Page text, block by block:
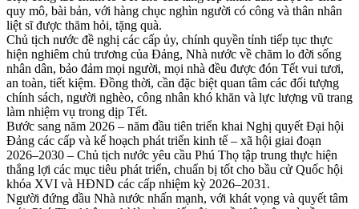
quy mô, bài bản, với hàng chục nghìn người có công và thân nhân
liệt sĩ được thăm hỏi, tặng quà.
Chủ tịch nước đề nghị các cấp ủy, chính quyền tỉnh tiếp tục thực
hiện nghiêm chủ trương của Đảng, Nhà nước về chăm lo đời sống
nhân dân, bảo đảm mọi người, mọi nhà đều được đón Tết vui tươi,
an toàn, tiết kiệm. Đồng thời, cần đặc biệt quan tâm các đối tượng
chính sách, người nghèo, công nhân khó khăn và lực lượng vũ trang
làm nhiệm vụ trong dịp Tết.
Bước sang năm 2026 – năm đầu tiên triển khai Nghị quyết Đại hội
Đảng các cấp và kế hoạch phát triển kinh tế – xã hội giai đoạn
2026–2030 – Chủ tịch nước yêu cầu Phú Thọ tập trung thực hiện
thắng lợi các mục tiêu phát triển, chuẩn bị tốt cho bầu cử Quốc hội
khóa XVI và HĐND các cấp nhiệm kỳ 2026–2031.
Người đứng đầu Nhà nước nhấn mạnh, với khát vọng và quyết tâm